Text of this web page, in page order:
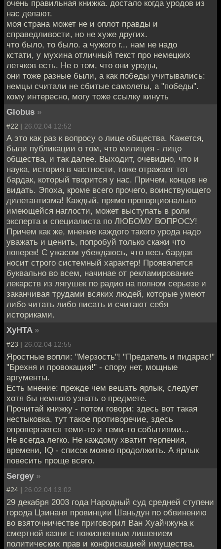
очень правильная книжка. достало когда уродов из
нас делают.
моя страна может не и оплот правды и
справедливости, но не хуже других.
что было, то было. а чужого г... нам не надо
кстати, у мухина отличный текст про немецких
летчков есть. Не о том, что они уроды,
они тоже разные были, а как победы учитывались:
немцы считали не сбитые самолеты, а "победы".
кому интересно, могу тоже ссылку кинуть
Globus »
#22 | 26.02.04 12:52
А это как раз к вопросу о лице общества. Кажется,
были публикации о том, что милиция - лицо
общества, и так далее. Выходит, очевидно, что и
наука, история в частности, тоже отражает тот
бардак, который творится у нас. Причем, концов не
видать. Эпоха, кроме всего прочего, воинствующего
дилетантизма! Каждый, прямо пропорционально
имеющейся наглости, может выступать в роли
эксперта и специалиста по ЛЮБОМУ ВОПРОСУ!
Причем как же, мнение каждого такого урода надо
уважать и ценить, попробуй только скажи что
поперек! С ужасом убеждаюсь, что весь бардак
носит строго системный характер! Проявялется
буквально во всем, начинае от рекламирование
лекарств из лягушек по радио на полном серьезе и
заканчивая трудами всяких людей, которые умеют
либо читать либо писать и считают себя
историками.
XyHTA »
#23 | 26.02.04 12:55
Яростные вопли: "Мерзость"! "Предатель и пидарас!"
"Брехня и провокация!" - спору нет, мощные
аргументы.
Есть мнение: прежде чем вешать ярлык, следует
хотя бы немного узнать о предмете.
Прочитай книжку - потом говори: здесь вот такая
нестыковка, тут такое противоречие, здесь
опровергается теми-то и теми-то событиями...
Не всегда легко. Не каждому хватит терпения,
времени, IQ - список можно продолжить. А ярлык
повесить проще всего.
Sergey »
#24 | 26.02.04 13:02
29 декабря 2003 года Народный суд средней ступени
города Цзинаня провинции Шаньдун по обвинению
во взяточничестве приговорил Ван Хуайчжуна к
смертной казни с пожизненным лишением
политических прав и конфискацией имущества.